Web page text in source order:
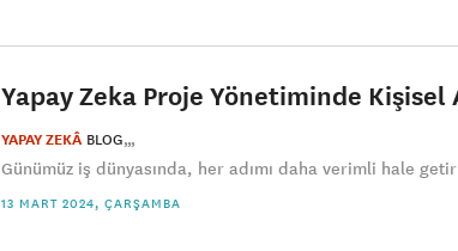
Yapay Zeka Proje Yönetiminde Kişisel
YAPAY ZEKÂ BLOG
Günümüz iş dünyasında, her adımı daha verimli hale
13 MART 2024, ÇARŞAMBA